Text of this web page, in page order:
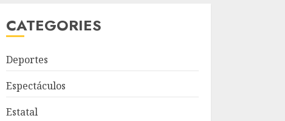
CATEGORIES
Deportes
Espectáculos
Estatal